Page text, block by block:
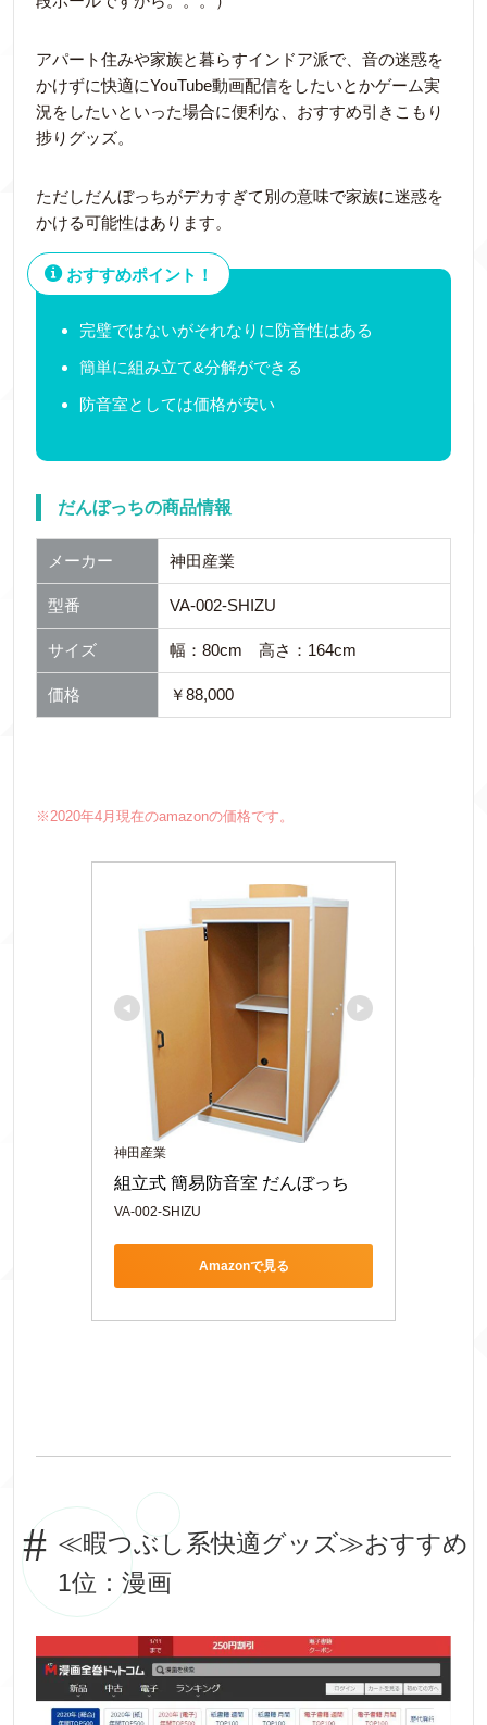
アパート住みや家族と暮らすインドア派で、音の迷惑を
かけずに快適にYouTube動画配信をしたいとかゲーム実
況をしたいといった場合に便利な、おすすめ引きこもり
捗りグッズ。
ただしだんぼっちがデカすぎて別の意味で家族に迷惑を
かける可能性はあります。
おすすめポイント！
完璧ではないがそれなりに防音性はある
簡単に組み立て&分解ができる
防音室としては価格が安い
だんぼっちの商品情報
メーカー 神田産業
型番 VA-002-SHIZU
サイズ 幅：80cm 高さ：164cm
価格 ￥88,000
※2020年4月現在のamazonの価格です。
神田産業
組立式 簡易防音室 だんぼっち
VA-002-SHIZU
Amazonで見る
≪暇つぶし系快適グッズ≫おすすめ
1位：漫画